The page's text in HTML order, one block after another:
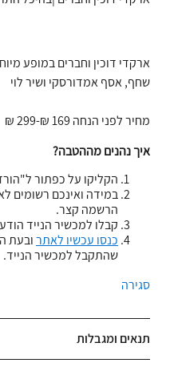
ארקדי דוכין וחברים במופע
שחף, אסף אמדורסקי ושיר לוי
מחיר לפני הנחה 169 ₪-299 ₪
איך נהנים מההטבה?
הקליקו על כפתור
במידה ואינכם רשומים
הרשמה קצר.
קבלו למכשיר הנייד
כנסו עכשיו לאתרובעת
שהתקבל למכשיר הנייד.
סגירה
תנאים ומגבלות